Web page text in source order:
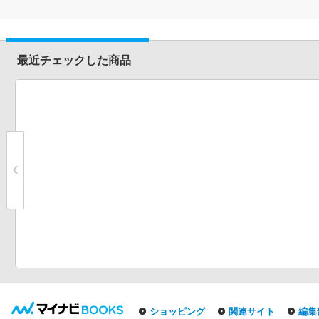
最近チェックした商品
ショッピング 関連サイト 編集